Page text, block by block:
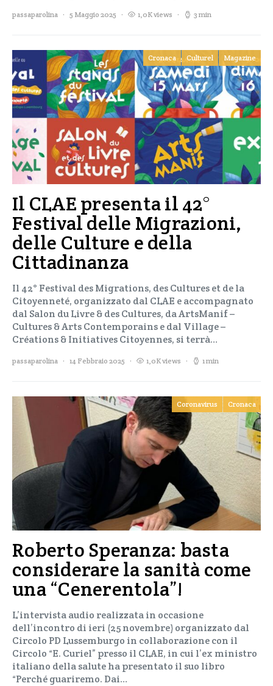
passaparolina 5 Maggio 2025 1,0K views 3 min
Cronaca Culturel Magazine
Il CLAE presenta il 42°
Festival delle Migrazioni,
delle Culture e della
Cittadinanza
Il 42° Festival des Migrations, des Cultures et de la
Citoyenneté, organizzato dal CLAE e accompagnato
dal Salon du Livre & des Cultures, da ArtsManif –
Cultures & Arts Contemporains e dal Village –
Créations & Initiatives Citoyennes, si terrà…
passaparolina 14 Febbraio 2025 1,0K views 1 min
Coronavirus Cronaca
Roberto Speranza: basta
considerare la sanità come
una “Cenerentola”!
L’intervista audio realizzata in occasione
dell’incontro di ieri (25 novembre) organizzato dal
Circolo PD Lussemburgo in collaborazione con il
Circolo “E. Curiel” presso il CLAE, in cui l’ex ministro
italiano della salute ha presentato il suo libro
“Perché guariremo. Dai…